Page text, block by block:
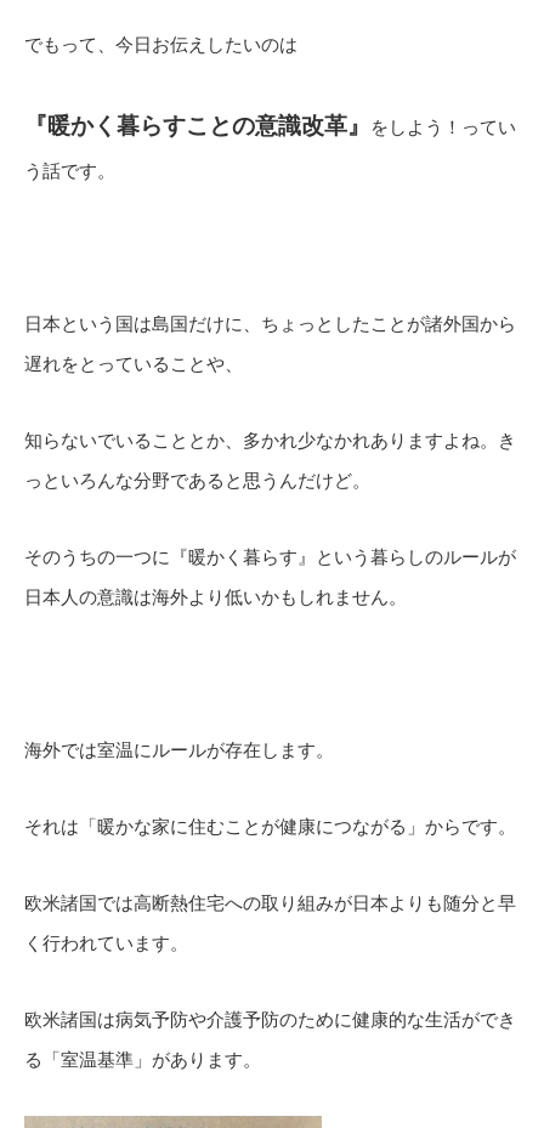
でもって、今日お伝えしたいのは
『暖かく暮らすことの意識改革』 をしよう！ってい
う話です。
日本という国は島国だけに、ちょっとしたことが諸外国から
遅れをとっていることや、
知らないでいることとか、多かれ少なかれありますよね。き
っといろんな分野であると思うんだけど。
そのうちの一つに『暖かく暮らす』という暮らしのルールが
日本人の意識は海外より低いかもしれません。
海外では室温にルールが存在します。
それは「暖かな家に住むことが健康につながる」からです。
欧米諸国では高断熱住宅への取り組みが日本よりも随分と早
く行われています。
欧米諸国は病気予防や介護予防のために健康的な生活ができ
る「室温基準」があります。